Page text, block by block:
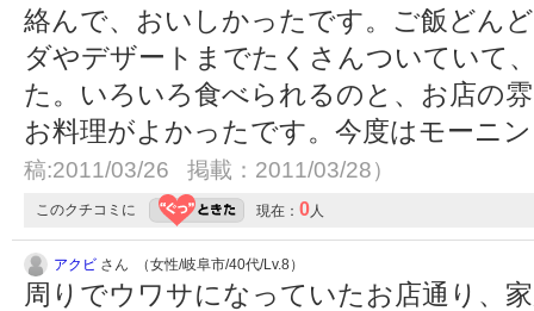
絡んで、おいしかったです。ご飯どん
ダやデザートまでたくさんついていて
た。いろいろ食べられるのと、お店の
お料理がよかったです。今度はモーニ
稿:2011/03/26 掲載：2011/03/28）
このクチコミに 現在： 0人
アクビ さん （女性/岐阜市/40代/Lv.8）
周りでウワサになっていたお店通り、